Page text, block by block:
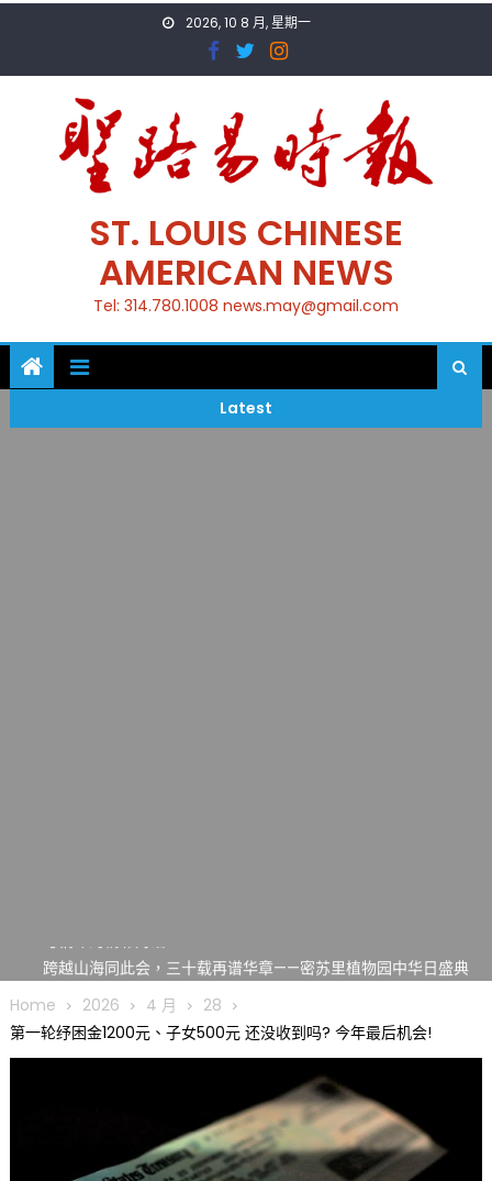
2026, 10 8 月, 星期一
ST. LOUIS CHINESE
AMERICAN NEWS
Tel: 314.780.1008 news.may@gmail.com
Latest
跨越山海同此会，三十载再谱华章——密苏里植物园中华日盛典
圣路易龙舟俱乐部5月16日龙舟体验日 邀请各界亲身体验划行乐
趣 + 水上竞速魅力
执掌密苏里植物园近四十年 致力推动全球植物多样性研究与中美
合作 Peter Raven 博士逝世 享年89岁
一晃三十年，初夏又相逢。中华日，等你来赴约 —— 密苏里植物
Home 2026 4 月
28
第一轮纾困金1200元、子女500元 还没收到吗? 今年最后机会!